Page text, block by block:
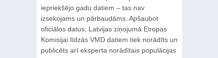
iepriekšējo gadu datiem – tas nav
izsekojams un pārbaudāms. Apšaubot
oficiālos datus, Latvijas ziņojumā Eiropas
Komisijai līdzās VMD datiem tiek norādīts un
publicēts arī eksperta norādītais populācijas